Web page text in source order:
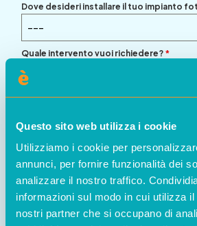
Questo sito web utilizza i cookie
Utilizziamo i cookie per
annunci, per fornire funzionalità dei
analizzare il nostro traffico.
informazioni sul modo in cui utilizza
nostri partner che si occupano di
Dove desideri installare il tuo impianto
---
Quale intervento vuoi richiedere? *
---